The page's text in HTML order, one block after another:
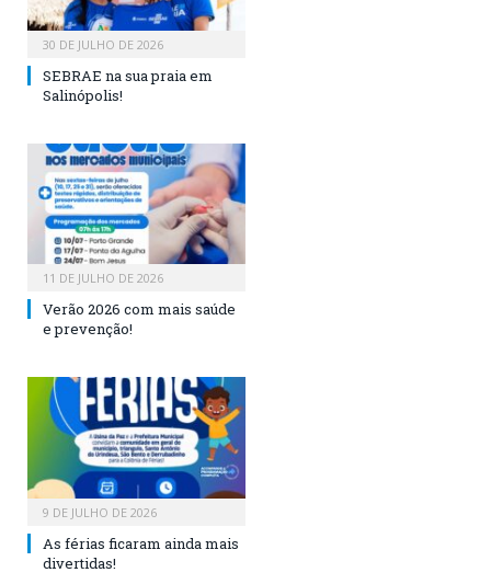
30 DE JULHO DE 2026
SEBRAE na sua praia em
Salinópolis!
11 DE JULHO DE 2026
Verão 2026 com mais saúde
e prevenção!
9 DE JULHO DE 2026
As férias ficaram ainda mais
divertidas!